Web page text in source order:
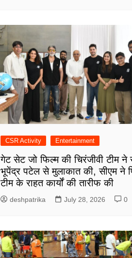
CSR Activity Entertainment
गेट सेट जो फिल्म की चिरंजीवी टीम ने
भूपेंद्र पटेल से मुलाकात की, सीएम ने
टीम के राहत कार्यों की तारीफ की
deshpatrika July 28, 2026 0